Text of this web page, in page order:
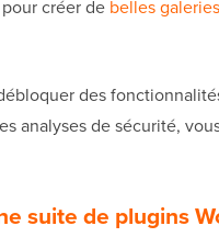
créer de belles
des
analyses de sécurité,
suite de plugins